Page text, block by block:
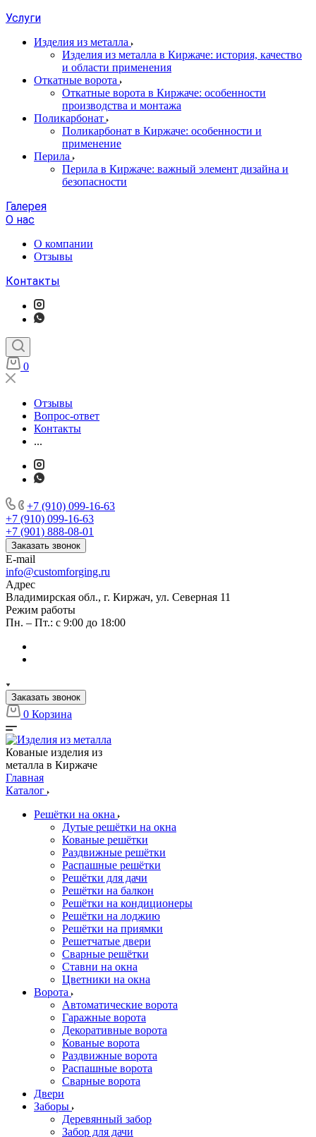
Услуги
Изделия из металла
Изделия из металла в Киржаче: история, качество
и области применения
Откатные ворота
Откатные ворота в Киржаче: особенности
производства и монтажа
Поликарбонат
Поликарбонат в Киржаче: особенности и
применение
Перила
Перила в Киржаче: важный элемент дизайна и
безопасности
Галерея
О нас
О компании
Отзывы
Контакты
0
Отзывы
Вопрос-ответ
Контакты
...
+7 (910) 099-16-63
+7 (910) 099-16-63
+7 (901) 888-08-01
Заказать звонок
E-mail
info@customforging.ru
Адрес
Владимирская обл., г. Киржач, ул. Северная 11
Режим работы
Пн. – Пт.: с 9:00 до 18:00
Заказать звонок
0 Корзина
Кованые изделия из
металла в Киржаче
Главная
Каталог
Решётки на окна
Дутые решётки на окна
Кованые решётки
Раздвижные решётки
Распашные решётки
Решётки для дачи
Решётки на балкон
Решётки на кондиционеры
Решётки на лоджию
Решётки на приямки
Решетчатые двери
Сварные решётки
Ставни на окна
Цветники на окна
Ворота
Автоматические ворота
Гаражные ворота
Декоративные ворота
Кованые ворота
Раздвижные ворота
Распашные ворота
Сварные ворота
Двери
Заборы
Деревянный забор
Забор для дачи